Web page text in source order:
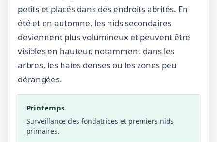
petits et placés dans des endroits abrités. En
été et en automne, les nids secondaires
deviennent plus volumineux et peuvent être
visibles en hauteur, notamment dans les
arbres, les haies denses ou les zones peu
dérangées.
Printemps
Surveillance des fondatrices et premiers nids
primaires.